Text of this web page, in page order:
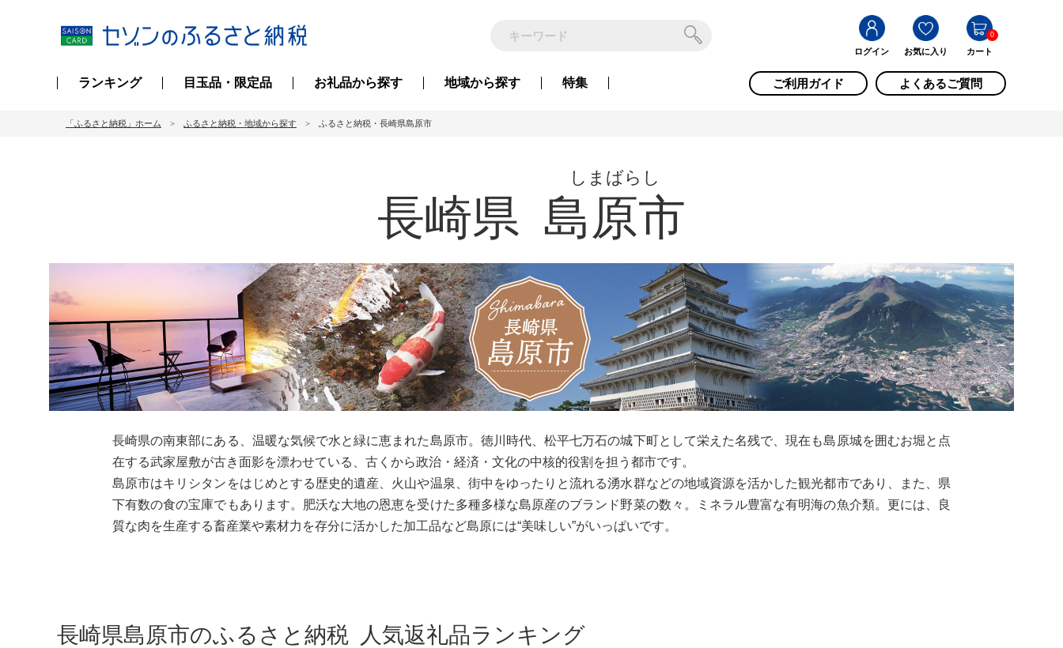
ログイン お気に入り カート
0
ランキング 目玉品・限定品 お礼品から探す 地域から探す 特集 ご利用ガイド よくあるご質問
「ふるさと納税」ホーム ふるさと納税・地域から探す ふるさと納税・長崎県島原市
長崎県 島原市
しまばらし
長崎県の南東部にある、温暖な気候で水と緑に恵まれた島原市。徳川時代、松平七万石の城下町として栄えた名残で、現在も島原城を囲むお堀と点
在する武家屋敷が古き面影を漂わせている、古くから政治・経済・文化の中核的役割を担う都市です。
島原市はキリシタンをはじめとする歴史的遺産、火山や温泉、街中をゆったりと流れる湧水群などの地域資源を活かした観光都市であり、また、県
下有数の食の宝庫でもあります。肥沃な大地の恩恵を受けた多種多様な島原産のブランド野菜の数々。ミネラル豊富な有明海の魚介類。更には、良
質な肉を生産する畜産業や素材力を存分に活かした加工品など島原には“美味しい”がいっぱいです。
長崎県島原市のふるさと納税 人気返礼品ランキング